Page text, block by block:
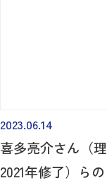
2023.06.14
喜多亮介さん（
2021年修了）ら